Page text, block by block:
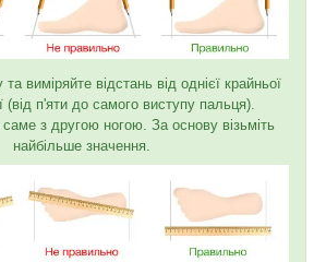
та виміряйте відстань від однієї крайньої
(від п'яти до самого виступу пальця).
з другою ногою. За основу візьміть
найбільше значення.